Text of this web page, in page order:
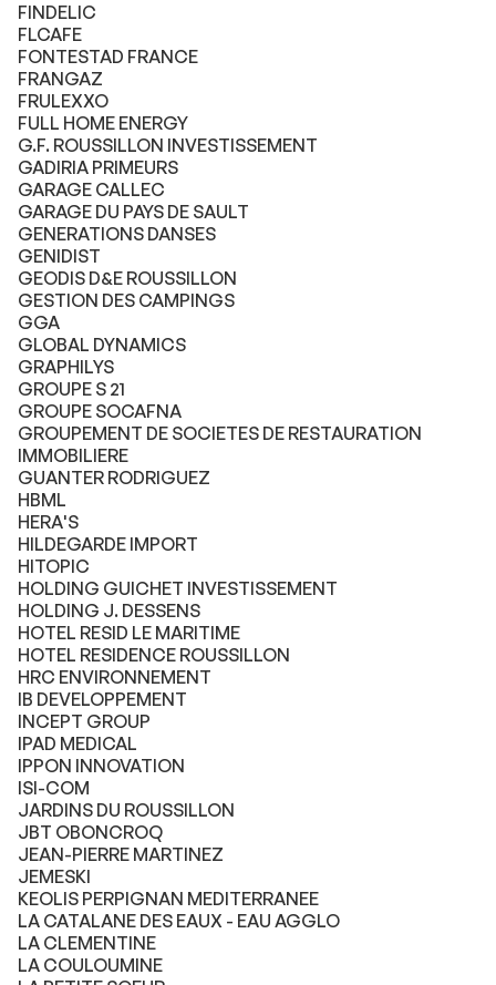
FINDELIC
FLCAFE
FONTESTAD FRANCE
FRANGAZ
FRULEXXO
FULL HOME ENERGY
G.F. ROUSSILLON INVESTISSEMENT
GADIRIA PRIMEURS
GARAGE CALLEC
GARAGE DU PAYS DE SAULT
GENERATIONS DANSES
GENIDIST
GEODIS D&E ROUSSILLON
GESTION DES CAMPINGS
GGA
GLOBAL DYNAMICS
GRAPHILYS
GROUPE S 21
GROUPE SOCAFNA
GROUPEMENT DE SOCIETES DE RESTAURATION
IMMOBILIERE
GUANTER RODRIGUEZ
HBML
HERA'S
HILDEGARDE IMPORT
HITOPIC
HOLDING GUICHET INVESTISSEMENT
HOLDING J. DESSENS
HOTEL RESID LE MARITIME
HOTEL RESIDENCE ROUSSILLON
HRC ENVIRONNEMENT
IB DEVELOPPEMENT
INCEPT GROUP
IPAD MEDICAL
IPPON INNOVATION
ISI-COM
JARDINS DU ROUSSILLON
JBT OBONCROQ
JEAN-PIERRE MARTINEZ
JEMESKI
KEOLIS PERPIGNAN MEDITERRANEE
LA CATALANE DES EAUX - EAU AGGLO
LA CLEMENTINE
LA COULOUMINE